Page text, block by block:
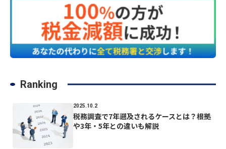
Ranking
2025.10.2
税務調査で7年遡及されるケースとは？根拠
や3年・5年との違いも解説